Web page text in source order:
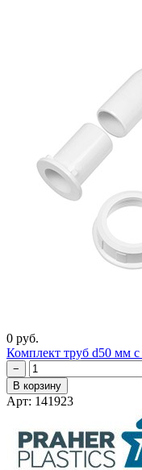
0 руб.
Комплект труб d50 мм
−
В корзину
Арт: 141923